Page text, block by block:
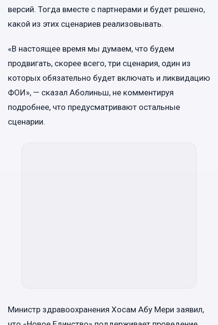
версий. Тогда вместе с партнерами и будет решено,
какой из этих сценариев реализовывать.
«В настоящее время мы думаем, что будем
продвигать, скорее всего, три сценария, один из
которых обязательно будет включать и ликвидацию
ФОИ», — сказал Аболиньш, не комментируя
подробнее, что предусматривают остальные
сценарии.
Министр здравоохранения Хосам Абу Мери заявил,